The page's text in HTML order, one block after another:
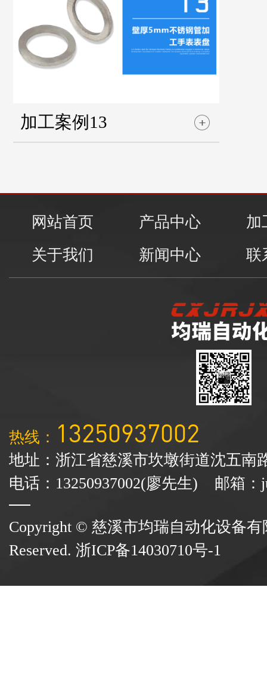
加工案例13
网站首页 产品中心
加
关于我们
新闻中心 联
热线： 13250937002
地址：浙江省慈溪市坎墩街道沈五南
电话：13250937002(廖先生) 邮箱：
Copyright © 慈溪市均瑞自动化设备有
Reserved. 浙ICP备14030710号-1